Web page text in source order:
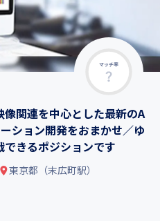
マッチ率
関連を中心とした最新のA
ション開発をおまかせ／ゆ
きるポジションです
東京都（末広町駅）